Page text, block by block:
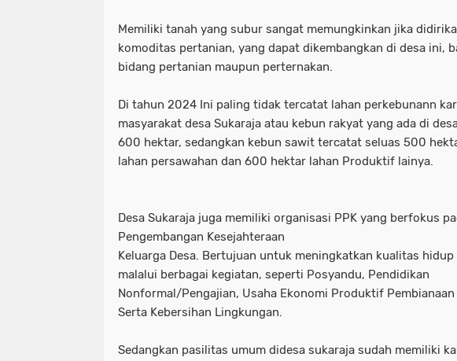
Memiliki tanah yang subur sangat memungkinkan jika
komoditas pertanian, yang dapat dikembangkan di desa ini,
bidang pertanian maupun perternakan.
Di tahun 2024 Ini paling tidak tercatat lahan perkebunann
masyarakat desa Sukaraja atau kebun rakyat yang ada di
600 hektar, sedangkan kebun sawit tercatat seluas 500
lahan persawahan dan 600 hektar lahan Produktif lainya.
Desa Sukaraja juga memiliki organisasi PPK yang berfokus
Pengembangan Kesejahteraan
Keluarga Desa. Bertujuan untuk meningkatkan kualitas hidup
malalui berbagai kegiatan, seperti Posyandu, Pendidikan
Nonformal/Pengajian, Usaha Ekonomi Produktif Pembianaan
Serta Kebersihan Lingkungan.
Sedangkan pasilitas umum didesa sukaraja sudah memiliki